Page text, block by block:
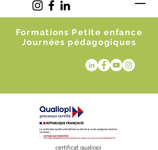
Formations Petite enfance
Journées pédagogiques
certificat qualiopi